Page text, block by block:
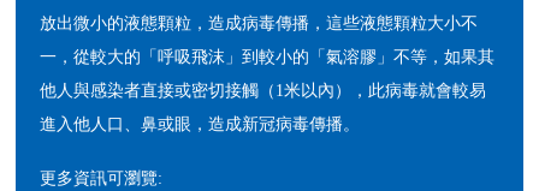
放出微小的液態顆粒，造成病毒傳播，這些液態顆粒大小不
一，從較大的「呼吸飛沫」到較小的「氣溶膠」不等，如果其
他人與感染者直接或密切接觸（1米以內），此病毒就會較易
進入他人口、鼻或眼，造成新冠病毒傳播。
更多資訊可瀏覽: